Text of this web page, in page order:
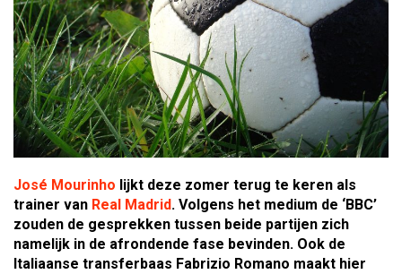
José Mourinho lijkt deze zomer terug te keren als
trainer van Real Madrid. Volgens het medium de ‘BBC’
zouden de gesprekken tussen beide partijen zich
namelijk in de afrondende fase bevinden. Ook de
Italiaanse transferbaas Fabrizio Romano maakt hier